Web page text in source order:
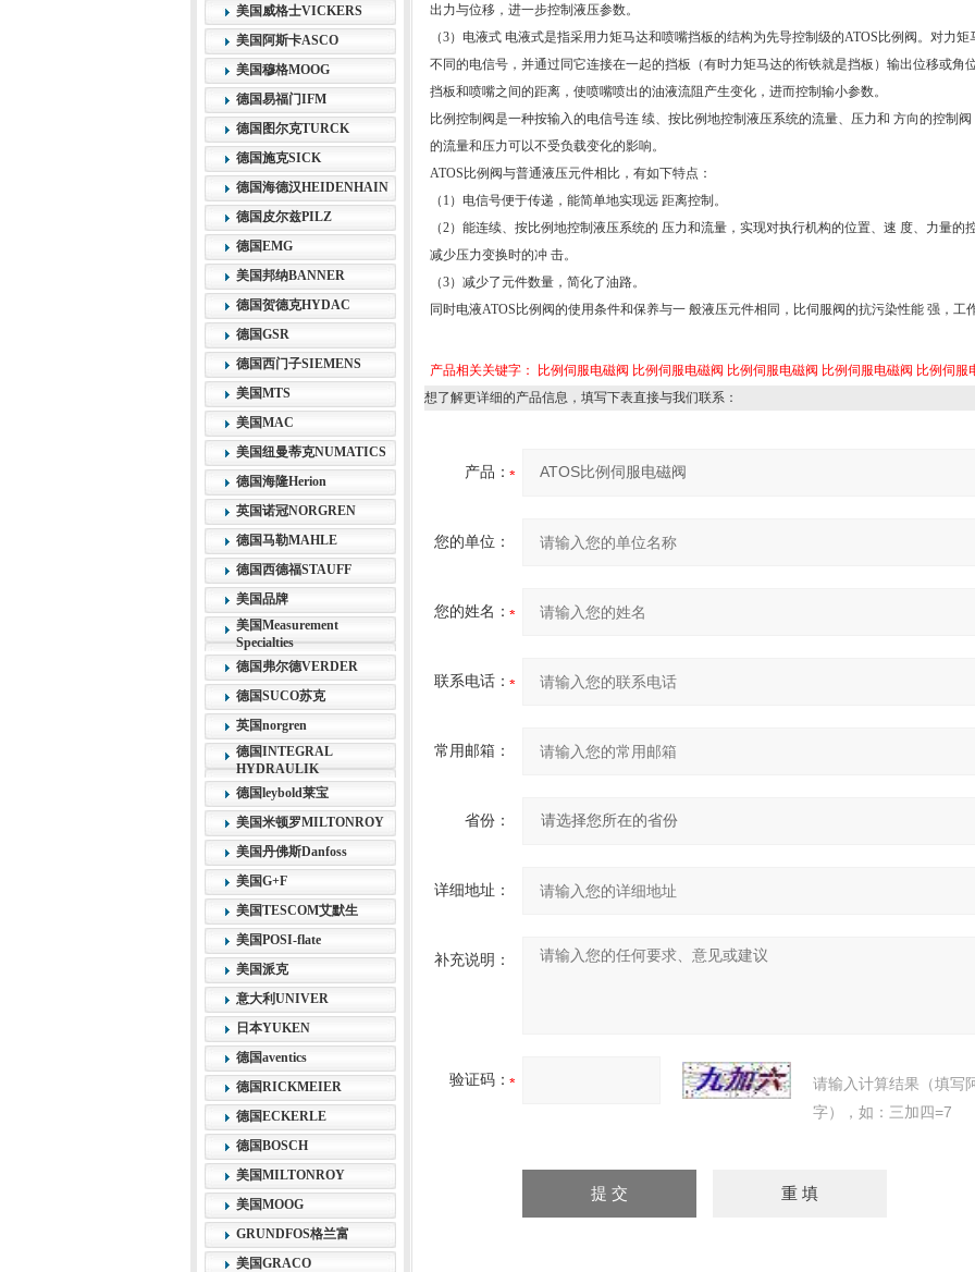
美国威格士VICKERS
美国阿斯卡ASCO
美国穆格MOOG
德国易福门IFM
德国图尔克TURCK
德国施克SICK
德国海德汉HEIDENHAIN
德国皮尔兹PILZ
德国EMG
美国邦纳BANNER
德国贺德克HYDAC
德国GSR
德国西门子SIEMENS
美国MTS
美国MAC
美国纽曼蒂克NUMATICS
德国海隆Herion
英国诺冠NORGREN
德国马勒MAHLE
德国西德福STAUFF
美国品牌
美国Measurement
Specialties
德国弗尔德VERDER
德国SUCO苏克
英国norgren
德国INTEGRAL
HYDRAULIK
德国leybold莱宝
美国米顿罗MILTONROY
美国丹佛斯Danfoss
美国G+F
美国TESCOM艾默生
美国POSI-flate
美国派克
意大利UNIVER
日本YUKEN
德国aventics
德国RICKMEIER
德国ECKERLE
德国BOSCH
美国MILTONROY
美国MOOG
GRUNDFOS格兰富
美国GRACO
出力与位移，进一步控制液压参数。
（3）电液式 电液式是指采用力矩马达和喷嘴挡板的结构为先导控制级的ATOS比例阀。对力矩
不同的电信号，并通过同它连接在一起的挡板（有时力矩马达的衔铁就是挡板）输出位移或角
挡板和喷嘴之间的距离，使喷嘴喷出的油液流阻产生变化，进而控制输小参数。
比例控制阀是一种按输入的电信号连 续、按比例地控制液压系统的流量、压力和 方向的控制
的流量和压力可以不受负载变化的影响。
ATOS比例阀与普通液压元件相比，有如下特点：
（1）电信号便于传递，能简单地实现远 距离控制。
（2）能连续、按比例地控制液压系统的 压力和流量，实现对执行机构的位置、速 度、力量的
减少压力变换时的冲 击。
（3）减少了元件数量，简化了油路。
同时电液ATOS比例阀的使用条件和保养与一 般液压元件相同，比伺服阀的抗污染性能 强，工
产品相关关键字： 比例伺服电磁阀 比例伺服电磁阀 比例伺服电磁阀 比例伺服电磁阀 比例伺服
想了解更详细的产品信息，填写下表直接与我们联系：
产品：
您的单位：
您的姓名：
联系电话：
常用邮箱：
省份：
详细地址：
补充说明：
验证码：
请输入计算结果（填写
字），如：三加四=7